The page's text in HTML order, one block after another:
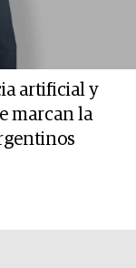
artificial y
marcan la